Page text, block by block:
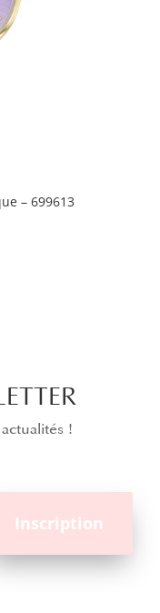
– 699613
!